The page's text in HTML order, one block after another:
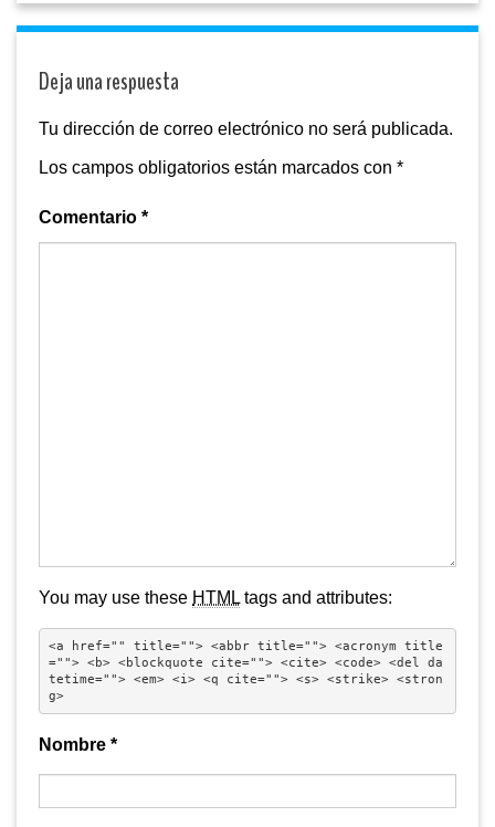
Deja una respuesta
Tu dirección de correo electrónico no será publicada.
Los campos obligatorios están marcados con *
Comentario *
You may use these HTMLtags and attributes:
<a href="" title=""> <abbr title=""> <acronym title
=""> <b> <blockquote cite=""> <cite> <code> <del da
tetime=""> <em> <i> <q cite=""> <s> <strike> <stron
g>
Nombre *